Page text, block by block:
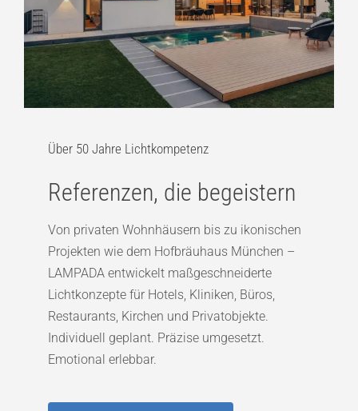
Über 50 Jahre Lichtkompetenz
Referenzen, die begeistern
Von privaten Wohnhäusern bis zu ikonischen
Projekten wie dem Hofbräuhaus München –
LAMPADA entwickelt maßgeschneiderte
Lichtkonzepte für Hotels, Kliniken, Büros,
Restaurants, Kirchen und Privatobjekte.
Individuell geplant. Präzise umgesetzt.
Emotional erlebbar.